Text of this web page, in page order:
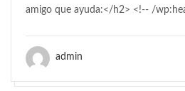
amigo que ayuda:</h2> <!-- /
admin